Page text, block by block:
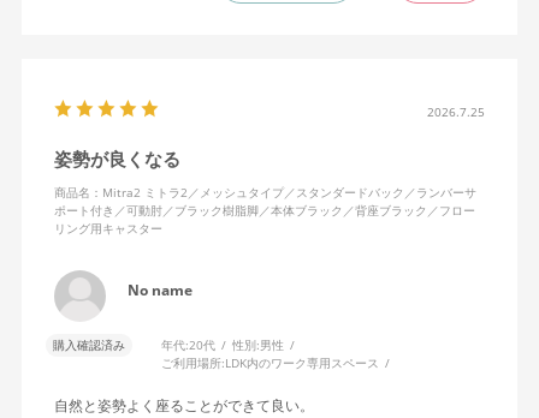
キャスターはフローリング用を選びました。とにかく動きが滑ら
思います。良い商品に巡り会えてとても嬉しいです。
2026.7.25
姿勢が良くなる
商品名：Mitra2 ミトラ2／メッシュタイプ／スタンダードバック／ランバーサ
ポート付き／可動肘／ブラック樹脂脚／本体ブラック／背座ブラック／フロー
リング用キャスター
No name
購入確認済み 年代:20代 性別:男性
ご利用場所:LDK内のワーク専用スペース
自然と姿勢よく座ることができて良い。